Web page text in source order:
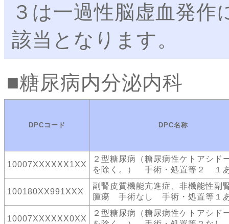
３は一過性脳虚血発
該当となります。
糖尿病内分泌内科
DPCコード DPC名称
10007XXXXXX1XX
２型糖尿病（糖尿病性ケトアシド
を除く。） 手術・処置等２ １
100180XX991XXX
副腎皮質機能亢進症、非機能性副
腫瘍 手術なし 手術・処置等１
10007XXXXXX0XX
２型糖尿病（糖尿病性ケトアシド